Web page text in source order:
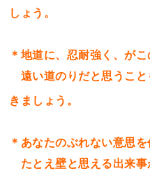
しょう。
＊地道に、忍耐強く、がこ
遠い道のりだと思うこと
きましょう。
＊あなたのぶれない意思を
たとえ壁と思える出来事